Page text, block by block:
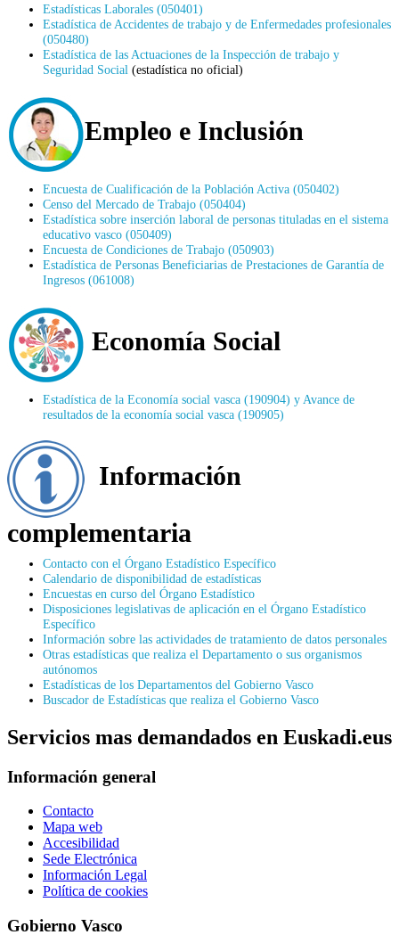
Estadísticas Laborales (050401)
Estadística de Accidentes de trabajo y de Enfermedades profesionales
(050480)
Estadística de las Actuaciones de la Inspección de trabajo y
Seguridad Social (estadística no oficial)
Empleo e Inclusión
Encuesta de Cualificación de la Población Activa (050402)
Censo del Mercado de Trabajo (050404)
Estadística sobre inserción laboral de personas tituladas en el sistema
educativo vasco (050409)
Encuesta de Condiciones de Trabajo (050903)
Estadística de Personas Beneficiarias de Prestaciones de Garantía de
Ingresos (061008)
Economía Social
Estadística de la Economía social vasca (190904) y Avance de
resultados de la economía social vasca (190905)
Información
complementaria
Contacto con el Órgano Estadístico Específico
Calendario de disponibilidad de estadísticas
Encuestas en curso del Órgano Estadístico
Disposiciones legislativas de aplicación en el Órgano Estadístico
Específico
Información sobre las actividades de tratamiento de datos personales
Otras estadísticas que realiza el Departamento o sus organismos
autónomos
Estadísticas de los Departamentos del Gobierno Vasco
Buscador de Estadísticas que realiza el Gobierno Vasco
Servicios mas demandados en Euskadi.eus
Información general
Contacto
Mapa web
Accesibilidad
Sede Electrónica
Información Legal
Política de cookies
Gobierno Vasco